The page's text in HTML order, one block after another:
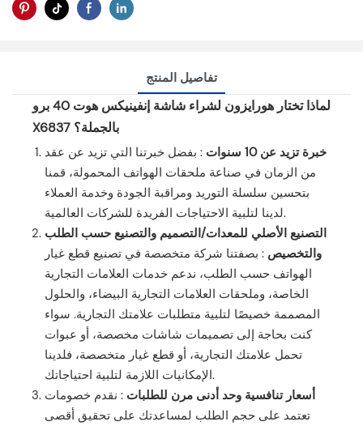
تفاصيل المنتج
لماذا تختار هورايزون لشراء شاشة إنفينيكس هوت 40 برو
X6837 بالجملة؟
خبرة تزيد عن 10 سنوات
: بفضل خبرتنا التي تزيد عن عقد
من الزمان في صناعة ملحقات الهواتف المحمولة، قمنا
بتحسين سلسلة التوريد ومراقبة الجودة وخدمة العملاء
لدينا لتلبية الاحتياجات الفريدة للشركات العالمية.
التصنيع الأصلي للمعدات/التصميم والتصنيع حسب الطلب
والتخصيص : بصفتنا شركة متخصصة في تصنيع قطع غيار
الهواتف حسب الطلب، ندعم خدمات العلامات التجارية
الخاصة، وملحقات العلامات التجارية البيضاء، والحلول
المصممة خصيصًا لتلبية متطلبات علامتك التجارية. سواء
كنت بحاجة إلى تصميمات شاشات مخصصة، أو عبوات
تحمل علامتك التجارية، أو قطع غيار متخصصة، فلدينا
الإمكانيات اللازمة لتلبية احتياجاتك.
أسعار تنافسية وحد أدنى مرن للطلبات : نقدم خصومات
تعتمد على حجم الطلب لمساعدتك على تحقيق أقصى